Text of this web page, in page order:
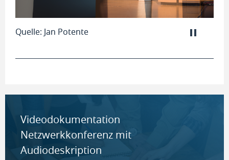
Quelle: Jan Potente
Videodokumentation
Netzwerkkonferenz mit
Audiodeskription